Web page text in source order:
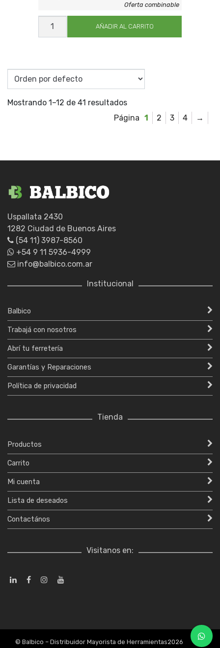
GUANTE
NITR
PESADO
AÑADIR AL CARRITO
Oferta combinable
Mostrando 1–12 de 41 resultados
1
2 3 4 →
Uspallata 2430
1282 Ciudad de Buenos Aires
(54 11) 3987-8560
+54 9 11 5936-4999
info@balbico.com.ar
Institucional
Balbico
Trabajá con nosotros
Abrí tu ferretería
Garantías y Reparaciones
Política de privacidad
Tienda
Productos
Carrito
Mi cuenta
Lista de deseados
Contactános
Visitanos en:
© Balbico – Distribuidor Mayorista de Herramientas2026